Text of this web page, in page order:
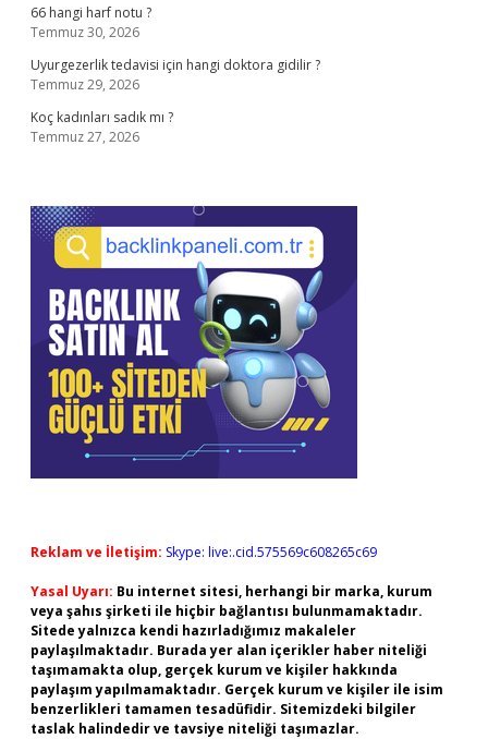
66 hangi harf notu ?
Temmuz 30, 2026
Uyurgezerlik tedavisi için hangi doktora gidilir ?
Temmuz 29, 2026
Koç kadınları sadık mı ?
Temmuz 27, 2026
Reklam ve İletişim: Skype: live:.cid.575569c608265c69
Yasal Uyarı: Bu internet sitesi, herhangi bir marka, kurum
veya şahıs şirketi ile hiçbir bağlantısı bulunmamaktadır.
Sitede yalnızca kendi hazırladığımız makaleler
paylaşılmaktadır. Burada yer alan içerikler haber niteliği
taşımamakta olup, gerçek kurum ve kişiler hakkında
paylaşım yapılmamaktadır. Gerçek kurum ve kişiler ile isim
benzerlikleri tamamen tesadüfidir. Sitemizdeki bilgiler
taslak halindedir ve tavsiye niteliği taşımazlar.